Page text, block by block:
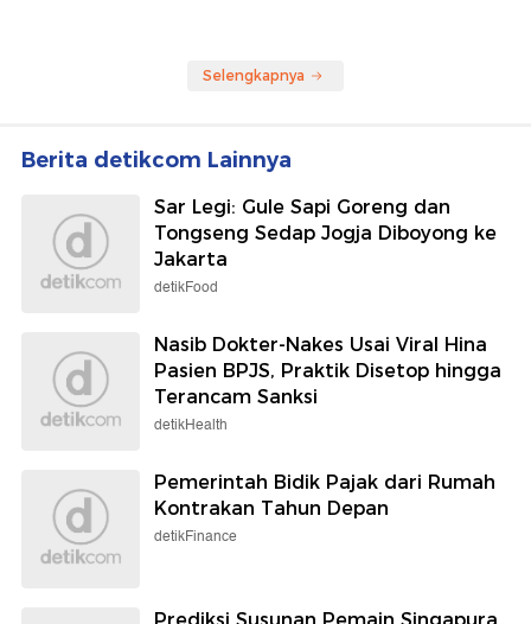
Selengkapnya
Berita detikcom Lainnya
Sar Legi: Gule Sapi Goreng dan
Tongseng Sedap Jogja Diboyong ke
Jakarta
detikFood
Nasib Dokter-Nakes Usai Viral Hina
Pasien BPJS, Praktik Disetop hingga
Terancam Sanksi
detikHealth
Pemerintah Bidik Pajak dari Rumah
Kontrakan Tahun Depan
detikFinance
Prediksi Susunan Pemain Singapura